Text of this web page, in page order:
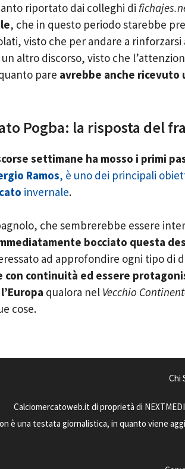
riportato dai colleghi di
, che in questo periodo starebbe
visto che per andare a rinforzarsi
un altro discorso, visto che
pare avrebbe anche ricevuto
Pogba: la risposta del
settimane ha mosso i primi
Ramos, è uno dei principali
invernale.
che sembrerebbe essere
bocciato questa
ad approfondire ogni tipo di
con continuità ed essere
qualora nel Vecchio
cose.
Chi
Calciomercatoweb.it di proprietà di
è una testata giornalistica, in quanto viene